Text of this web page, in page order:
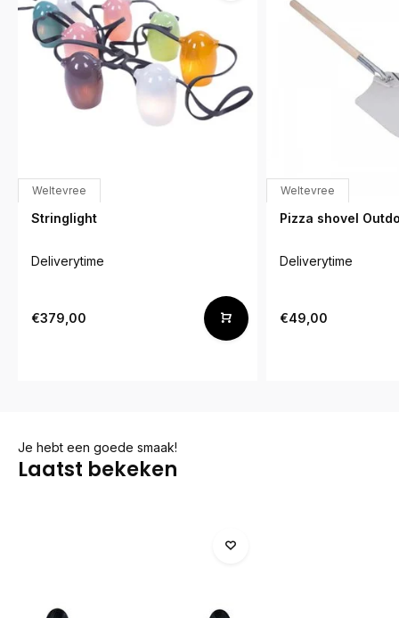
Weltevree
Stringlight
Deliverytime
€379,00
Weltevree
Pizza shovel
Deliverytime
€49,00
Je hebt een goede smaak!
Laatst bekeken